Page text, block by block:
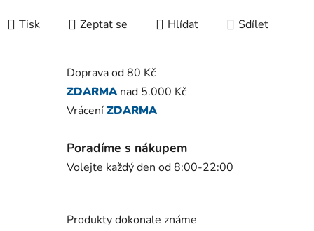
Tisk Zeptat se Hlídat Sdílet
Doprava od 80 Kč
ZDARMA nad 5.000 Kč
VráceníZDARMA
Poradíme s nákupem
Volejte každý den od 8:00-22:00
Produkty dokonale známe